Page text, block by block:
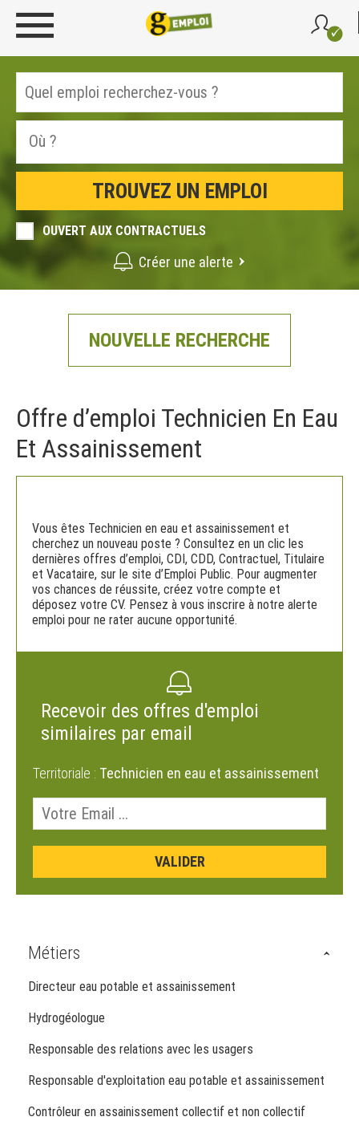
OUVERT AUX CONTRACTUELS
Créer une alerte
NOUVELLE RECHERCHE
Offre d’emploi Technicien En Eau
Et Assainissement
Vous êtes Technicien en eau et assainissement et
cherchez un nouveau poste ? Consultez en un clic les
dernières offres d’emploi, CDI, CDD, Contractuel, Titulaire
et Vacataire, sur le site d’Emploi Public. Pour augmenter
vos chances de réussite, créez votre compte et
déposez votre CV. Pensez à vous inscrire à notre alerte
emploi pour ne rater aucune opportunité.
Recevoir des offres d'emploi
similaires par email
Territoriale : Technicien en eau et assainissement
Métiers
Directeur eau potable et assainissement
Hydrogéologue
Responsable des relations avec les usagers
Responsable d'exploitation eau potable et assainissement
Contrôleur en assainissement collectif et non collectif